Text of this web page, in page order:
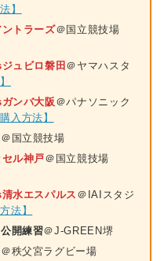
】
トラーズ＠国立競技場
ュビロ磐田 ＠ヤマハスタ
ンバ大阪 ＠パナソニック
入方法】
＠国立競技場
ル神戸＠国立競技場
水エスパルス ＠IAIスタジ
法】
開練習＠J-GREEN堺
＠秩父宮ラグビー場